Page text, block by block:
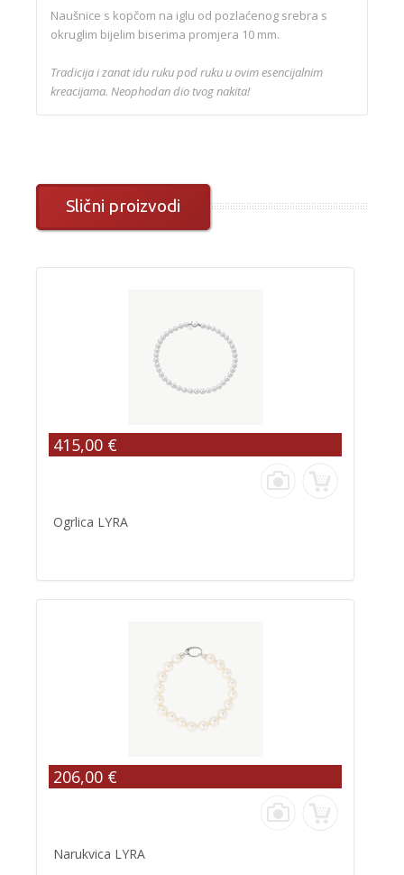
Naušnice s kopčom na iglu od pozlaćenog srebra s
okruglim bijelim biserima promjera 10 mm.
Tradicija i zanat idu ruku pod ruku u ovim esencijalnim
kreacijama. Neophodan dio tvog nakita!
Slični proizvodi
415,00 €
Ogrlica LYRA
206,00 €
Narukvica LYRA